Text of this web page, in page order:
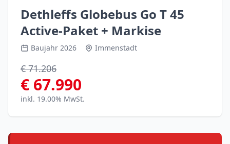
Dethleffs Globebus Go T 45
Active-Paket + Markise
Baujahr 2026 Immenstadt
€ 71.206
€ 67.990
inkl. 19.00% MwSt.